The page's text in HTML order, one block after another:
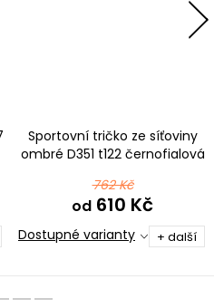
Sportovní tričko ze síťoviny
ombré D351 t122 černofialová
762 Kč
od 610 Kč
Dostupné varianty + další